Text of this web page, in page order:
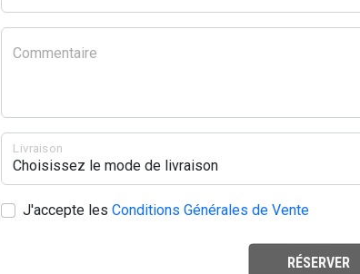
Commentaire
Livraison
J'accepte les Conditions Générales de Vente
RÉSERVER